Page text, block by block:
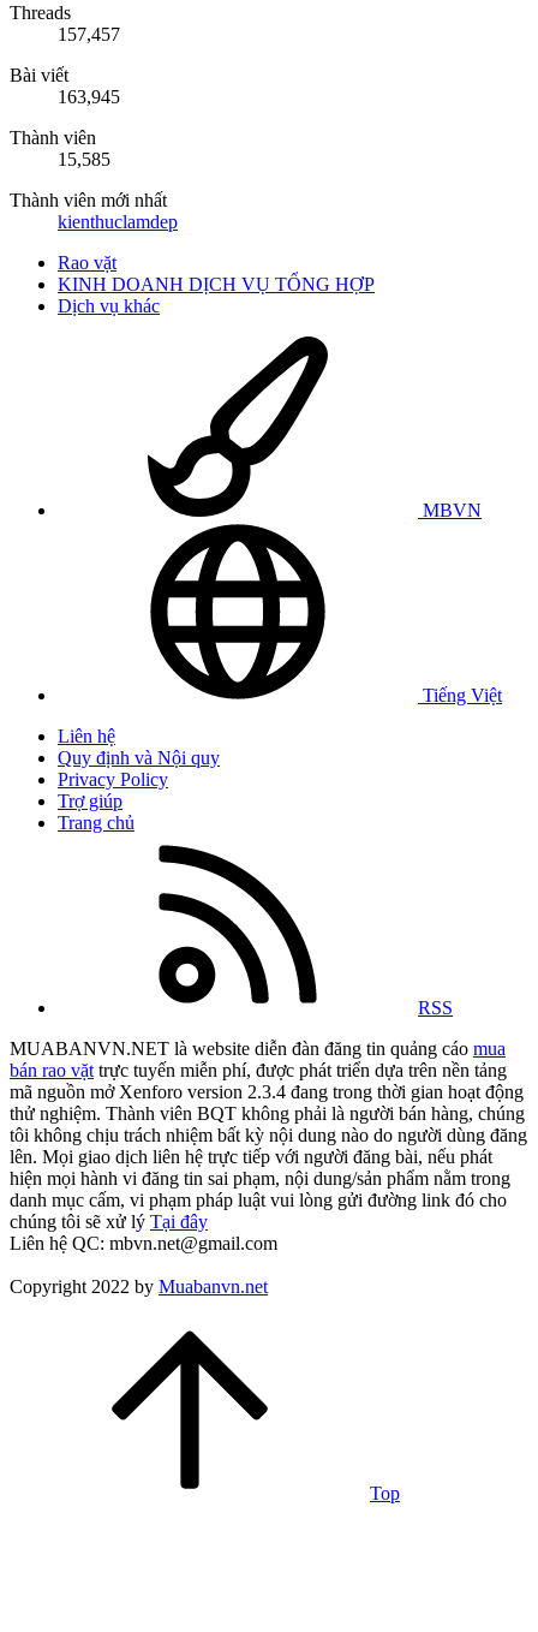
Threads
157,457
Bài viết
163,945
Thành viên
15,585
Thành viên mới nhất
kienthuclamdep
Rao vặt
KINH DOANH DỊCH VỤ TỔNG HỢP
Dịch vụ khác
MBVN
Tiếng Việt
Liên hệ
Quy định và Nội quy
Privacy Policy
Trợ giúp
Trang chủ
RSS
MUABANVN.NET là website diễn đàn đăng tin quảng cáo mua
bán rao vặt trực tuyến miễn phí, được phát triển dựa trên nền tảng
mã nguồn mở Xenforo version 2.3.4 đang trong thời gian hoạt động
thử nghiệm. Thành viên BQT không phải là người bán hàng, chúng
tôi không chịu trách nhiệm bất kỳ nội dung nào do người dùng đăng
lên. Mọi giao dịch liên hệ trực tiếp với người đăng bài, nếu phát
hiện mọi hành vi đăng tin sai phạm, nội dung/sản phẩm nằm trong
danh mục cấm, vi phạm pháp luật vui lòng gửi đường link đó cho
chúng tôi sẽ xử lý Tại đây
Liên hệ QC: mbvn.net@gmail.com
Copyright 2022 by Muabanvn.net
Top